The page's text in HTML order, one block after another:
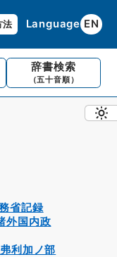
法 Language EN
辞書検索
（五十音順）
省記録
外国内政
利加ノ部